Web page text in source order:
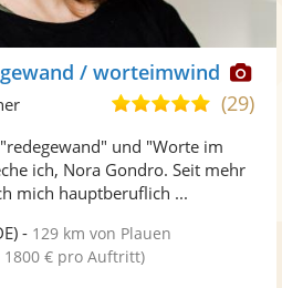
/ worteimwind
5,0
5
(29)
und "Worte im
ich, Nora Gondro. Seit mehr
mich hauptberuflich ...
- 129 km von Plauen
1800 € pro Auftritt)